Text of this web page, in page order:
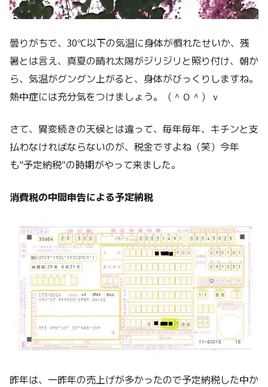
曇りがちで、30℃以下の気温に身体が慣れたせいか、残
暑とは言え、真夏の晴れ太陽がジリジリと照り付け、朝か
ら、気温がグングン上がると、身体がびっくりしますね。
熱中症には充分気をつけましょう。（＾０＾）ｖ
さて、異変続きの天候とは違って、毎年毎年、キチンと支
払わなければならないのが、税金ですよね（笑）今年
も“予定納税”の時期がやって来ました。
消費税の中間申告による予定納税
昨年は、一昨年の売上げが多かったので予定納税した中か